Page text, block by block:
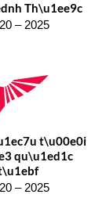
Th\u1ee9c
– 2025
t\u00e0i
qu\u1ed1c
– 2025